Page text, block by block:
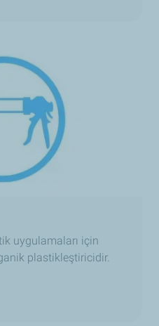
uygulamaları için
plastikleştiricidir.